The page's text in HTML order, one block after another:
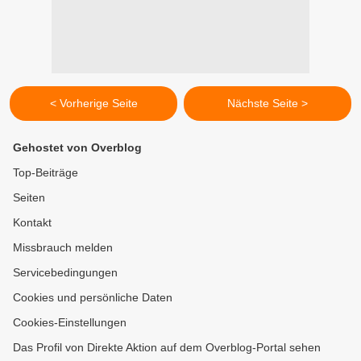
< Vorherige Seite Nächste Seite >
Gehostet von Overblog
Top-Beiträge
Seiten
Kontakt
Missbrauch melden
Servicebedingungen
Cookies und persönliche Daten
Cookies-Einstellungen
Das Profil von Direkte Aktion auf dem Overblog-Portal sehen